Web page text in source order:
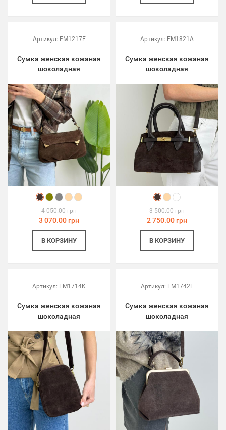
Артикул: FM1217E
Сумка женская кожаная
шоколадная
4 050.00 грн
3 070.00 грн
В КОРЗИНУ
Артикул: FM1821A
Сумка женская кожаная
шоколадная
3 500.00 грн
2 750.00 грн
В КОРЗИНУ
Артикул: FM1714K
Сумка женская кожаная
шоколадная
Артикул: FM1742E
Сумка женская кожаная
шоколадная